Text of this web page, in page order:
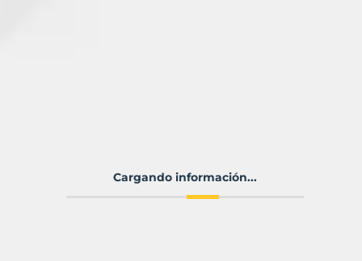
Cargando información...